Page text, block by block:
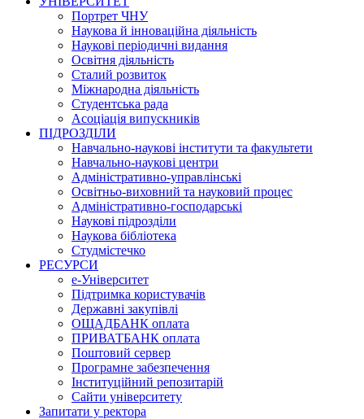
Портрет ЧНУ
Наукова й інноваційна діяльність
Наукові періодичні видання
Освітня діяльність
Сталий розвиток
Міжнародна діяльність
Студентська рада
Асоціація випускників
ПІДРОЗДІЛИ
Навчально-наукові інститути та факультети
Навчально-наукові центри
Адміністративно-управлінські
Освітньо-виховний та науковий процес
Адміністративно-господарські
Наукові підрозділи
Наукова бібліотека
Студмістечко
РЕСУРСИ
е-Університет
Підтримка користувачів
Державні закупівлі
ОЩАДБАНК оплата
ПРИВАТБАНК оплата
Поштовий сервер
Програмне забезпечення
Інституційний репозитарій
Сайти університету
Запитати у ректора